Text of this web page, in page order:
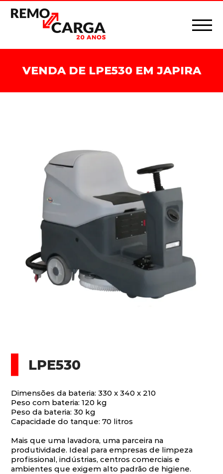
VENDA DE LPE530 EM JAPIRA
LPE530
Dimensões da bateria: 330 x 340 x 210
Peso com bateria: 120 kg
Peso da bateria: 30 kg
Capacidade do tanque: 70 litros
Mais que uma lavadora, uma parceira na
produtividade. Ideal para empresas de limpeza
profissional, indústrias, centros comerciais e
ambientes que exigem alto padrão de higiene.